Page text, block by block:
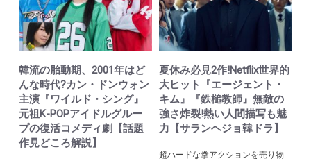
韓流の胎動期、2001年はど
んな時代?カン・ドンウォン
主演『ワイルド・シング』
元祖K-POPアイドルグルー
プの復活コメディ劇【話題
作見どころ解説】
夏休み必見2作!Netflix世界的
大ヒット『エージェント・
キム』『鉄槌教師』無敵の
強さ炸裂!熱い人間描写も魅
力【サランヘジョ韓ドラ】
超ハードな拳アクションを売り物